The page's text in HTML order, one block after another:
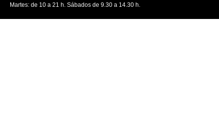
Martes: de 10 a 21 h. Sábados de 9.30 a 14.30 h.